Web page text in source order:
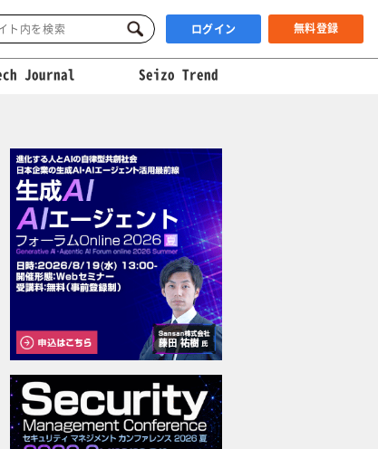
ログイン 無料登録
Journal Seizo Trend